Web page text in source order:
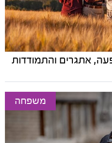
אתגרים והתמודדות
משפחה